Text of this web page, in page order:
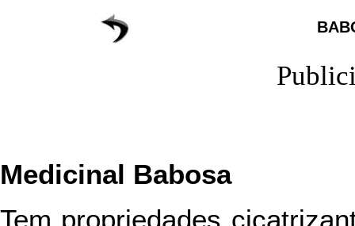
Medicinal Babosa
Tem propriedades